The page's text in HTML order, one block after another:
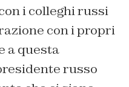
i colleghi russi
con i propri
a questa
russo